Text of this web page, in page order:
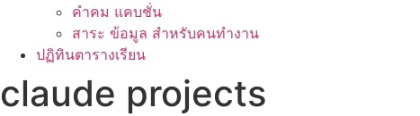
คำคม แคบชั่น
สาระ ข้อมูล สำหรับคนทำงาน
ปฏิทินตารางเรียน
claude projects